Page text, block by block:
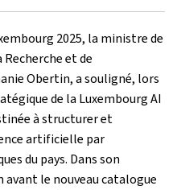
2025, la ministre de
et de
Obertin, a souligné, lors
de la Luxembourg AI
à structurer et
artificielle par
du pays. Dans son
le nouveau catalogue